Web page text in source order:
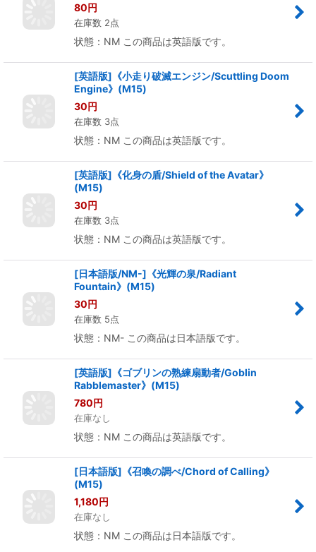
[英語版]《不敬な遺品/Profane Memento》
(M15)
80円
状態：NM この商品は英語版です。
[英語版]《小走り破滅エンジン/Scuttling Doom
Engine》(M15)
30円
状態：NM この商品は英語版です。
[英語版]《化身の盾/Shield of the Avatar》
(M15)
30円
状態：NM この商品は英語版です。
[日本語版/NM-]《光輝の泉/Radiant
Fountain》(M15)
30円
状態：NM- この商品は日本語版です。
[英語版]《ゴブリンの熟練扇動者/Goblin
Rabblemaster》(M15)
780円
状態：NM この商品は英語版です。
[日本語版]《召喚の調べ/Chord of Calling》
(M15)
1,180円